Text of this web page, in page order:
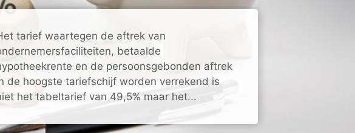
tarief waartegen de aftrek van
betaalde
en de persoonsgebonden aftrek
de hoogste tariefschijf worden verrekend is
het tabeltarief van 49,5% maar het...